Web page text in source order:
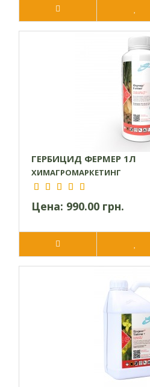
ГЕРБИЦИД ФЕРМЕР 1Л
ХИМАГРОМАРКЕТИНГ
Цена: 990.00 грн.